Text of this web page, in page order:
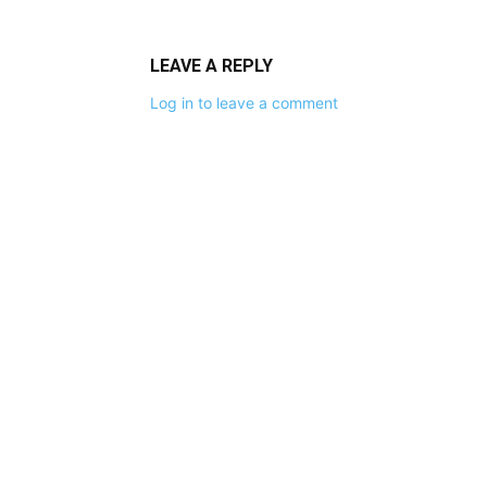
LEAVE A REPLY
Log in to leave a comment